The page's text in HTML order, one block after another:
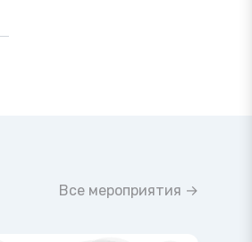
Все мероприятия →